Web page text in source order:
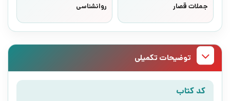
جملات قصار روانشناسی
توضیحات تکمیلی
کد کتاب